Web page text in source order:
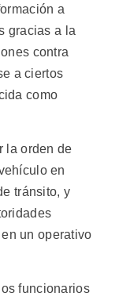
a
gracias a la
contra
a ciertos
como
la orden de
en
tránsito, y
un operativo
funcionarios